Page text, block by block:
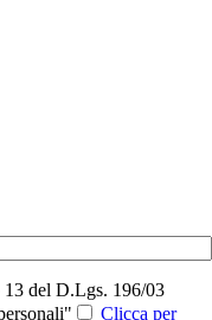
13 del D.Lgs. 196/03
Clicca per